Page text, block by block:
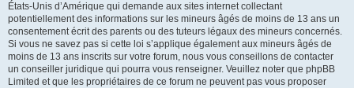
États-Unis d’Amérique qui demande aux sites internet collectant
potentiellement des informations sur les mineurs âgés de moins de 13 ans un
consentement écrit des parents ou des tuteurs légaux des mineurs concernés.
Si vous ne savez pas si cette loi s’applique également aux mineurs âgés de
moins de 13 ans inscrits sur votre forum, nous vous conseillons de contacter
un conseiller juridique qui pourra vous renseigner. Veuillez noter que phpBB
Limited et que les propriétaires de ce forum ne peuvent pas vous proposer